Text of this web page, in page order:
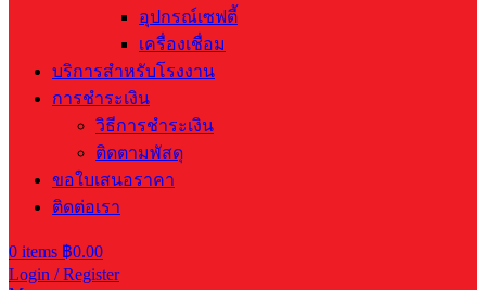
อุปกรณ์เซฟตี้
เครื่องเชื่อม
บริการสำหรับโรงงาน
การชำระเงิน
วิธีการชำระเงิน
ติดตามพัสดุ
ขอใบเสนอราคา
ติดต่อเรา
0 items ฿0.00
Login / Register